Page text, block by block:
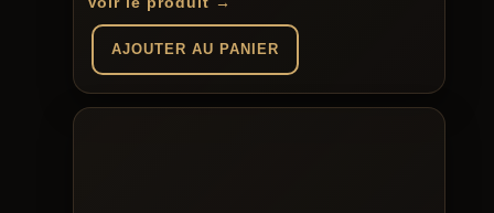
AJOUTER AU PANIER